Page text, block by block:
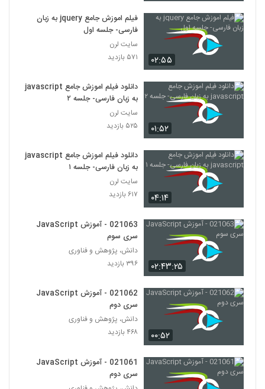
۰۲:۵۵
فیلم اموزش جامع jquery به زبان
فارسی- جلسه اول
سایت لرن
۵۷۱ بازدید
۰۱:۵۲
دانلود فیلم اموزش جامع javascript
به زبان فارسی- جلسه ۲
سایت لرن
۵۲۵ بازدید
۰۴:۱۴
دانلود فیلم اموزش جامع javascript
به زبان فارسی- جلسه ۱
سایت لرن
۶۱۷ بازدید
۰۲:۴۳:۲۵
021063 - آموزش JavaScript
سری سوم
دانش، پژوهش و فناوری
۳۹۶ بازدید
۰۰:۵۲
021062 - آموزش JavaScript
سری دوم
دانش، پژوهش و فناوری
۴۶۸ بازدید
021061 - آموزش JavaScript
سری دوم